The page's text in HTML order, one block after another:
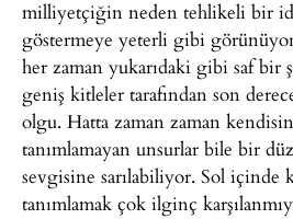
milliyetçiğin neden tehlikeli bir
göstermeye yeterli gibi
her zaman yukarıdaki gibi saf bir
geniş kitleler tarafından son
olgu. Hatta zaman zaman
tanımlamayan unsurlar bile bir
sevgisine sarılabiliyor. Sol
tanımlamak çok ilginç